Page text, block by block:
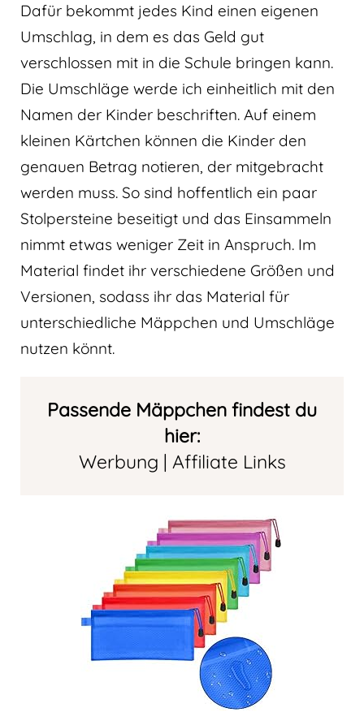
Dafür bekommt jedes Kind einen eigenen
Umschlag, in dem es das Geld gut
verschlossen mit in die Schule bringen kann.
Die Umschläge werde ich einheitlich mit den
Namen der Kinder beschriften. Auf einem
kleinen Kärtchen können die Kinder den
genauen Betrag notieren, der mitgebracht
werden muss. So sind hoffentlich ein paar
Stolpersteine beseitigt und das Einsammeln
nimmt etwas weniger Zeit in Anspruch. Im
Material findet ihr verschiedene Größen und
Versionen, sodass ihr das Material für
unterschiedliche Mäppchen und Umschläge
nutzen könnt.
Passende Mäppchen findest du
hier:
Werbung | Affiliate Links